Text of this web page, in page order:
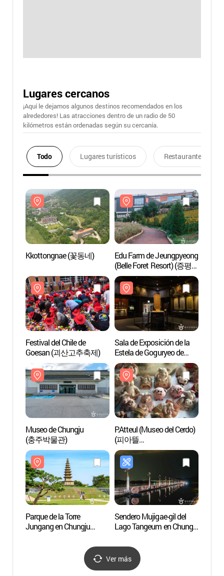
Lugares cercanos
¡Aquí le dejamos algunos destinos recomendados en los
alrededores! Las atracciones dentro de un radio de 50
kilómetros están ordenadas según su cercanía.
Todo Lugares turísticos Restaurantes
Kkottongnae (꽃동네)
Edu Farm de Jeungpyeong
(Belle Foret Resort) (증평
에듀팜(벨포레 리조트))
Festival del Chile de
Goesan (괴산고추축제)
Sala de Exposición de la
Estela de Goguryeo de
Chungju
(충주고구려비전시관)
Museo de Chungju
(충주박물관)
P.Atteul (Museo del Cerdo)
(피아뜰
(돼지보러오면돼지))
Parque de la Torre
Jungang en Chungju
Sendero Mujigae-gil del
Lago Tangeum en Chungju
Ver más